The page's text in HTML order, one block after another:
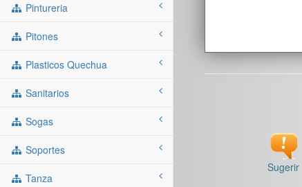
Pintureria
Pitones
Plasticos Quechua
Sanitarios
Sogas
Soportes
Tanza
Sugerir